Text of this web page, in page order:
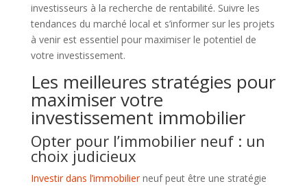
investisseurs à la recherche de rentabilité. Suivre les
tendances du marché local et s’informer sur les projets
à venir est essentiel pour maximiser le potentiel de
votre investissement.
Les meilleures stratégies pour
maximiser votre
investissement immobilier
Opter pour l’immobilier neuf : un
choix judicieux
Investir dans l’immobilierneuf peut être une stratégie